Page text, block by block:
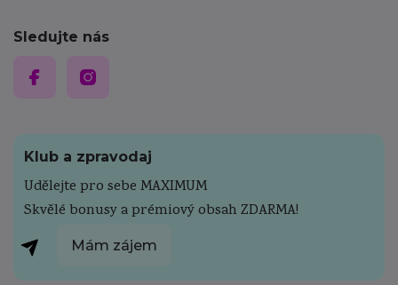
Sledujte nás
Klub a zpravodaj
Udělejte pro sebe MAXIMUM
Skvělé bonusy a prémiový obsah ZDARMA!
Mám zájem